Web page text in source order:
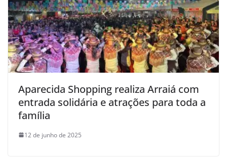
Aparecida Shopping realiza Arraiá com
entrada solidária e atrações para toda a
família
12 de junho de 2025